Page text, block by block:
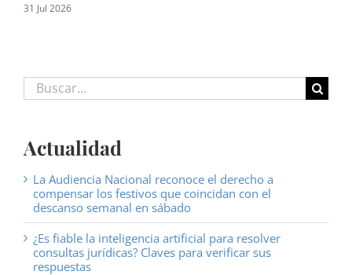
31 Jul 2026
Buscar:
Actualidad
La Audiencia Nacional reconoce el derecho a
compensar los festivos que coincidan con el
descanso semanal en sábado
¿Es fiable la inteligencia artificial para resolver
consultas jurídicas? Claves para verificar sus
respuestas